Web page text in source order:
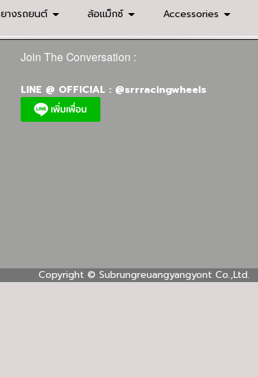
ยางรถยนต์ ล้อแม็กซ์ Accessories
Join The Conversation :
LINE @ OFFICIAL : @srrracingwheels
Copyright © Subrungreuangyangyont Co.,Ltd.